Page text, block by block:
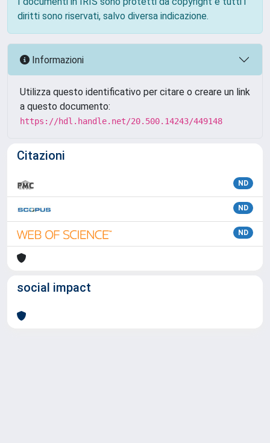
diritti sono riservati, salvo diversa indicazione.
Informazioni
Utilizza questo identificativo per citare o creare un link
a questo documento:
https://hdl.handle.net/20.500.14243/449148
Citazioni
ND
ND
ND
social impact